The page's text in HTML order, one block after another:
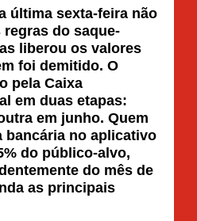
última sexta-feira não
do saque-
liberou os valores
foi demitido. O
pela Caixa
em duas etapas:
em junho. Quem
bancária no aplicativo
do público-alvo,
do mês de
as principais